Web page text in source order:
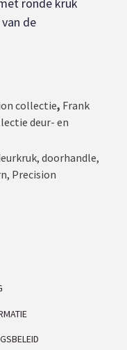
de
collectie, Frank
deur- en
, doorhandle,
, Precision